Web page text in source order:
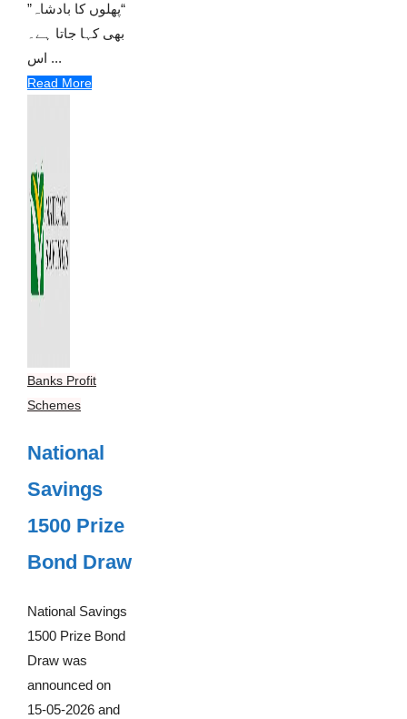
“پھلوں کا بادشاہ”
بھی کہا جاتا ہے۔
اس ...
Read More
Banks Profit
Schemes
National
Savings
1500 Prize
Bond Draw
National Savings
1500 Prize Bond
Draw was
announced on
15-05-2026 and